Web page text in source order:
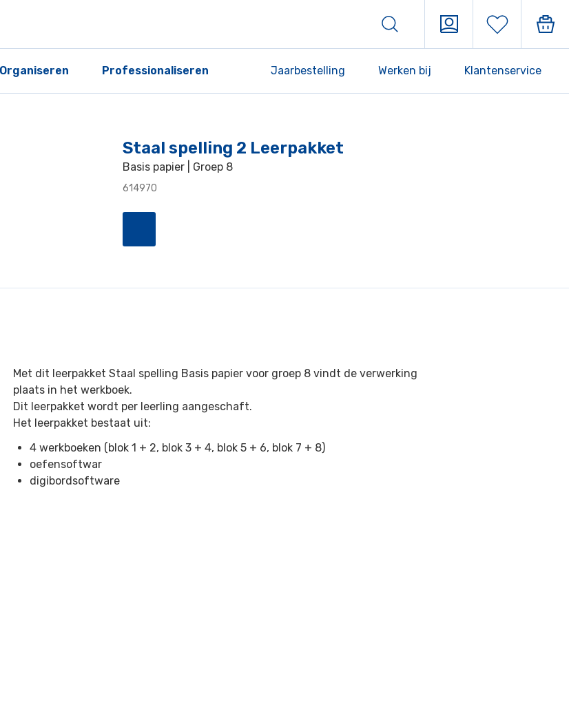
Organiseren Professionaliseren Jaarbestelling Werken bij Klantenservice
Staal spelling 2 Leerpakket
Basis papier | Groep 8
614970
Met dit leerpakket Staal spelling Basis papier voor groep 8 vindt de verwerking
plaats in het werkboek.
Dit leerpakket wordt per leerling aangeschaft.
Het leerpakket bestaat uit:
4 werkboeken (blok 1 + 2, blok 3 + 4, blok 5 + 6, blok 7 + 8)
oefensoftwar
digibordsoftware